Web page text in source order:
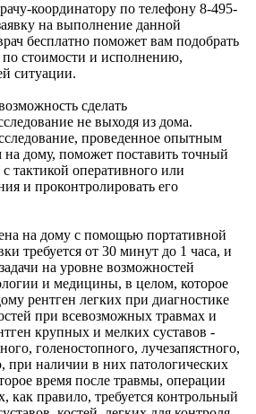
координатору по телефону 8-495-
на выполнение данной
бесплатно поможет вам подобрать
стоимости и исполнению,
ситуации.
сделать
не выходя из дома.
проведенное опытным
на дому, поможет поставить точный
тактикой оперативного или
и проконтролировать его
на дому с помощью портативной
требуется от 30 минут до 1 часа, и
на уровне возможностей
и медицины, в целом, которое
рентген легких при диагностике
при всевозможных травмах и
крупных и мелких суставов -
голеностопного, лучезапястного,
при наличии в них патологических
время после травмы, операции
как правило, требуется контрольный